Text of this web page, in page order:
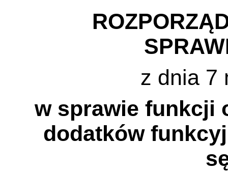
z dnia 7
w sprawie funkcji
dodatków